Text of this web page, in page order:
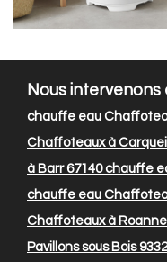
Nous intervenons
chauffe eau
Chaffoteaux à
à Barr 67140chauffe
chauffe eau
Chaffoteaux à Roanne
Pavillons sous Bois